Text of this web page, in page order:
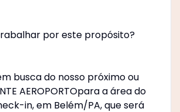
por este propósito?
busca do nosso próximo ou
AEROPORTOpara a área do
in, em Belém/PA, que será